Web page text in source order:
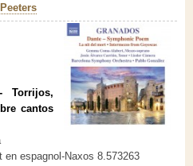
Torrijos,
cantos
en espagnol-Naxos 8.573263